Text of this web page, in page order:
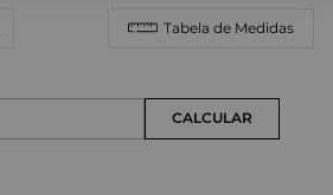
Tabela de Medidas